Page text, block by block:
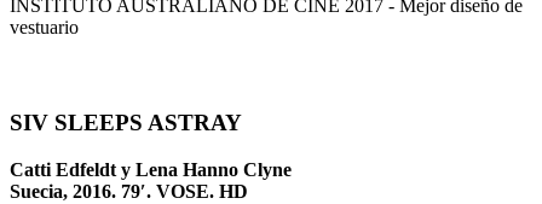
INSTITUTO AUSTRALIANO DE CINE 2017 - Mejor diseño de
vestuario
SIV SLEEPS ASTRAY
Catti Edfeldt y Lena Hanno Clyne
Suecia, 2016. 79′. VOSE. HD